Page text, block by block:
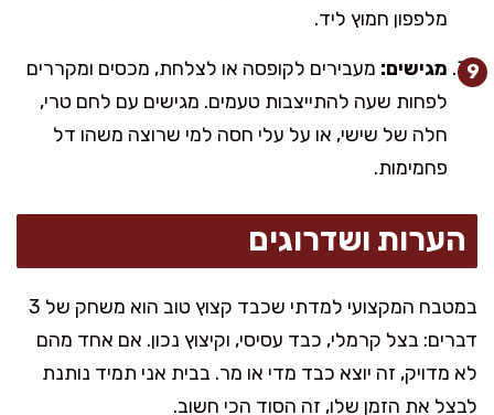
מלפפון חמוץ ליד.
מגישים: מעבירים לקופסה או לצלחת, מכסים ומקררים
לפחות שעה להתייצבות טעמים. מגישים עם לחם טרי,
חלה של שישי, או על עלי חסה למי שרוצה משהו דל
פחמימות.
הערות ושדרוגים
במטבח המקצועי למדתי שכבד קצוץ טוב הוא משחק של 3
דברים: בצל קרמלי, כבד עסיסי, וקיצוץ נכון. אם אחד מהם
לא מדויק, זה יוצא כבד מדי או מר. בבית אני תמיד נותנת
לבצל את הזמן שלו, זה הסוד הכי חשוב.